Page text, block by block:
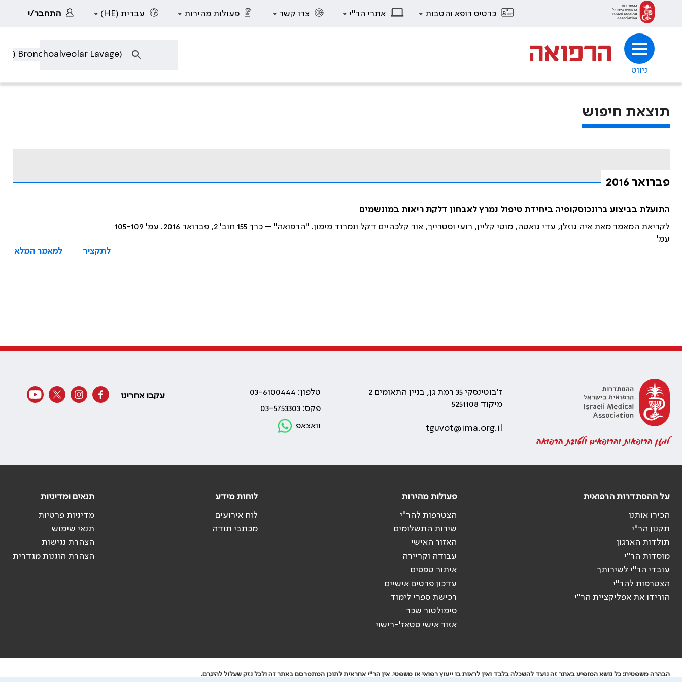
כרטיס רופא והטבות אתרי הר"י צרו קשר פעולות מהירות עברית (HE) התחבר/י
ניווט
תוצאת חיפוש
פברואר 2016
התועלת בביצוע ברונכוסקופיה ביחידת טיפול נמרץ לאבחון דלקת ריאות במונשמים
לקריאת המאמר מאת איה גוזלן, עדי גואטה, מוטי קליין, רועי וסטרייך, אור קלכהיים דקל ונמרוד מימון. "הרפואה" – כרך 155 חוב' 2, פברואר 2016. עמ' 105-109
עמ'
לתקציר
למאמר המלא
למען הרופאות והרופאים ולטובת הרפואה
ז'בוטינסקי 35 רמת גן, בניין התאומים 2
מיקוד 5251108
tguvot@ima.org.il
טלפון: 03-6100444
פקס: 03-5753303
וואצאפ
עקבו אחרינו
על ההסתדרות הרפואית
הכירו אותנו
תקנון הר"י
תולדות הארגון
מוסדות הר"י
עובדי הר"י לשירותך
הצטרפות להר"י
הורידו את אפליקציית הר"י
פעולות מהירות
הצטרפות להר"י
שירות התשלומים
האזור האישי
עבודה וקריירה
איתור טפסים
עדכון פרטים אישיים
רכישת ספרי לימוד
סימולטור שכר
אזור אישי סטאז'-רישוי
לוחות מידע
לוח אירועים
מכתבי תודה
תנאים ומדיניות
מדיניות פרטיות
תנאי שימוש
הצהרת נגישות
הצהרת הוגנות מגדרית
הבהרה משפטית: כל נושא המופיע באתר זה נועד להשכלה בלבד ואין לראות בו ייעוץ רפואי או משפטי. אין הר"י אחראית לתוכן המתפרסם באתר זה ולכל נזק שעלול להיגרם.